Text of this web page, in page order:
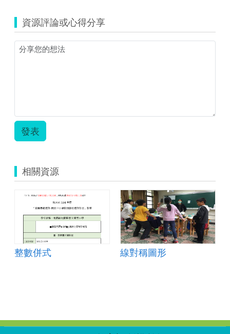
資源評論或心得分享
發表
相關資源
整數併式 線對稱圖形